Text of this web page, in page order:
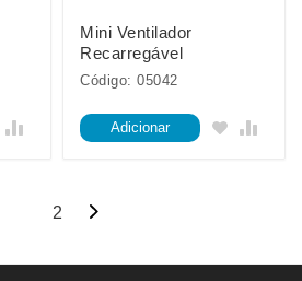
Mini Ventilador
Recarregável
Código: 05042
Adicionar
Navegação
por
2